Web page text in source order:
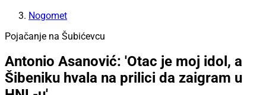
Nogomet
Pojačanje na Šubićevcu
Antonio Asanović: 'Otac je moj idol, a
Šibeniku hvala na prilici da zaigram u